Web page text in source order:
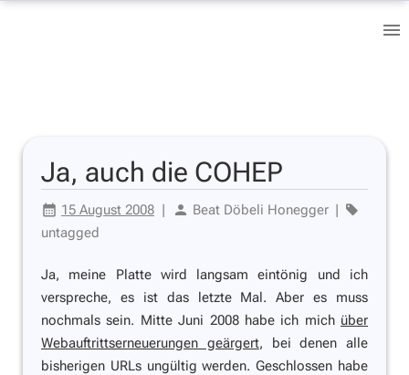
Ja, auch die COHEP
15 August 2008 | Beat Döbeli Honegger |
untagged
Ja, meine Platte wird langsam eintönig und ich
verspreche, es ist das letzte Mal. Aber es muss
nochmals sein. Mitte Juni 2008 habe ich mich über
Webauftrittserneuerungen geärgert, bei denen alle
bisherigen URLs ungültig werden. Geschlossen habe